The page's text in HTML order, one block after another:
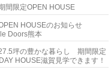
間限定OPEN HOUSE
HOUSEのお知らせ
Doors熊本
坪の豊かな暮らし 期間限定
HOUSE滋賀見学できます！